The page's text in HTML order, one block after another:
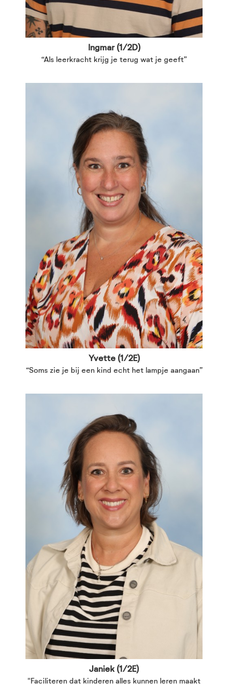
Ingmar (1/2D)
“Als leerkracht krijg je terug wat je geeft”
Yvette (1/2E)
“Soms zie je bij een kind echt het lampje aangaan”
Janiek (1/2E)
"Faciliteren dat kinderen alles kunnen leren maakt